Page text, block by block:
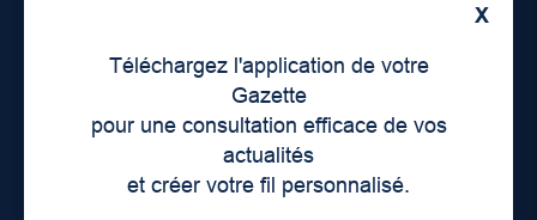
X
Téléchargez l'application de votre
Gazette
pour une consultation efficace de vos
actualités
et créer votre fil personnalisé.
À propos de nous
Déontologie et confidentialité
Devenir partenaire